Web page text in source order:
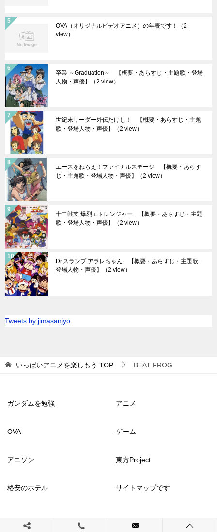
OVA（オリジナルビデオアニメ）の年表です！
（2
view）
卒業 ～Graduation～ 【概要・あらすじ・主題歌・登場
人物・声優】
（2 view）
世紀末リーダー外伝たけし！ 【概要・あらすじ・主題
歌・登場人物・声優】
（2 view）
エースをねらえ！ファイナルステージ 【概要・あらす
じ・主題歌・登場人物・声優】
（2 view）
十二戦支 爆烈エトレンジャー 【概要・あらすじ・主題
歌・登場人物・声優】
（2 view）
Dr.スランプ アラレちゃん 【概要・あらすじ・主題歌・
登場人物・声優】
（2 view）
Tweets by jimasanjyo
いっぱいアニメを楽しもう TOP BEAT FROG
ガンダムを勉強 アニメ
OVA ゲーム
アニソン 東方Project
格安のホテル サイトマップです
© 2017 いっぱいアニメを楽しもう